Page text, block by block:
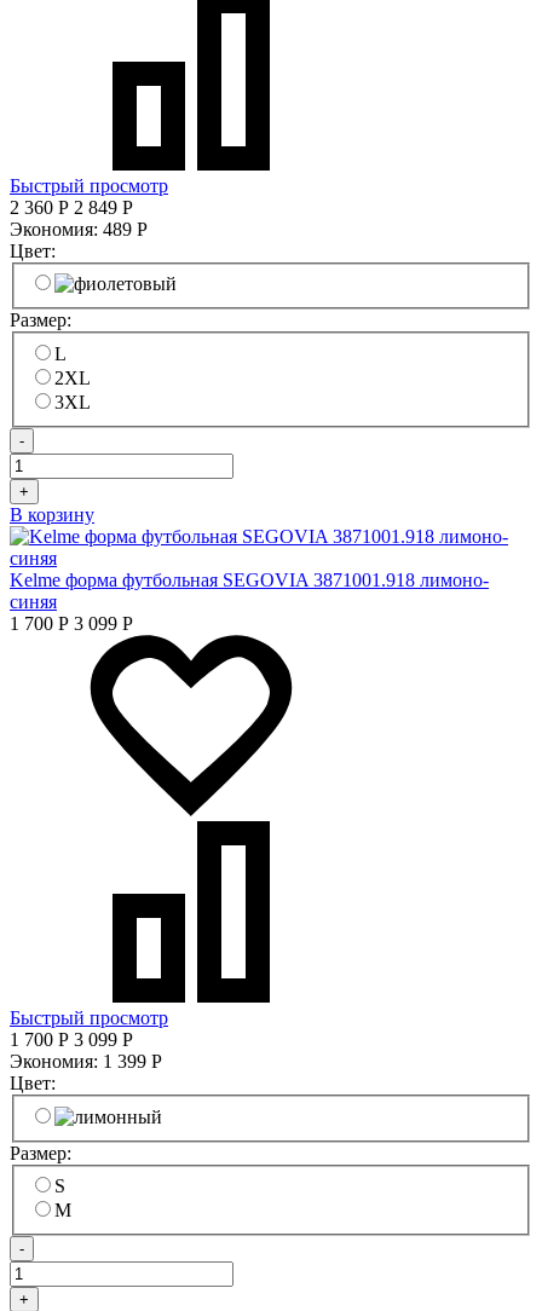
Быстрый просмотр
2 360 Р 2 849 Р
Экономия: 489 Р
Цвет:
Размер:
L
2XL
3XL
-
+
В корзину
Kelme форма футбольная SEGOVIA 3871001.918 лимоно-
синяя
1 700 Р 3 099 Р
Быстрый просмотр
1 700 Р 3 099 Р
Экономия: 1 399 Р
Цвет:
Размер:
S
M
-
+